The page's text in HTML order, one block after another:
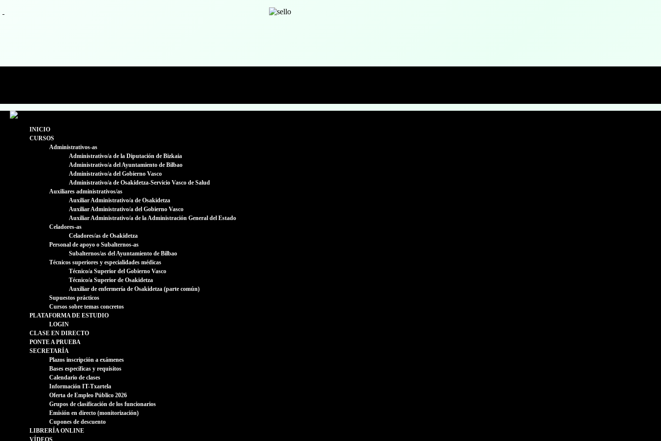
INICIO
CURSOS
Administrativos-as
Administrativo/a de la Diputación de Bizkaia
Administrativo/a del Ayuntamiento de Bilbao
Administrativo/a del Gobierno Vasco
Administrativo/a de Osakidetza-Servicio Vasco de Salud
Auxiliares administrativos/as
Auxiliar Administrativo/a de Osakidetza
Auxiliar Administrativo/a del Gobierno Vasco
Auxiliar Administrativo/a de la Administración General del Estado
Celadores-as
Celadores/as de Osakidetza
Personal de apoyo o Subalternos-as
Subalternos/as del Ayuntamiento de Bilbao
Técnicos superiores y especialidades médicas
Técnico/a Superior del Gobierno Vasco
Técnico/a Superior de Osakidetza
Auxiliar de enfermería de Osakidetza (parte común)
Supuestos prácticos
Cursos sobre temas concretos
PLATAFORMA DE ESTUDIO
LOGIN
CLASE EN DIRECTO
PONTE A PRUEBA
SECRETARÍA
Plazos inscripción a exámenes
Bases específicas y requisitos
Calendario de clases
Información IT-Txartela
Oferta de Empleo Público 2026
Grupos de clasificación de los funcionarios
Emisión en directo (monitorización)
Cupones de descuento
LIBRERÍA ONLINE
VÍDEOS